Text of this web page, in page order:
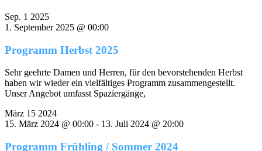
Sep. 1 2025
1. September 2025 @ 00:00
Programm Herbst 2025
Sehr geehrte Damen und Herren, für den bevorstehenden Herbst
haben wir wieder ein vielfältiges Programm zusammengestellt.
Unser Angebot umfasst Spaziergänge,
März 15 2024
15. März 2024 @ 00:00 - 13. Juli 2024 @ 20:00
Programm Frühling / Sommer 2024